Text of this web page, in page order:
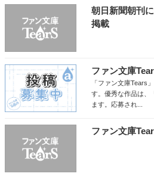
朝日新聞朝刊
掲載
ファン文庫
「ファン文庫Tears
す。優秀な作品は、
ます。応募され...
ファン文庫